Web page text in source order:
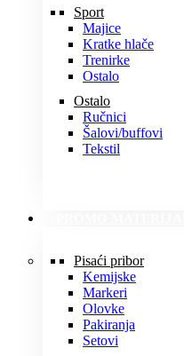
Sport
Majice
Kratke hlače
Trenirke
Ostalo
Ostalo
Ručnici
Šalovi/buffovi
Tekstil
Pisaći pribor
Kemijske
Markeri
Olovke
Pakiranja
Setovi